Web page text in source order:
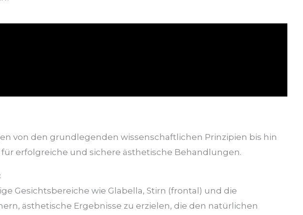
von den grundlegenden wissenschaftlichen Prinzipien bis hin
erfolgreiche und sichere ästhetische Behandlungen.
Gesichtsbereiche wie Glabella, Stirn (frontal) und die
ästhetische Ergebnisse zu erzielen, die den natürlichen